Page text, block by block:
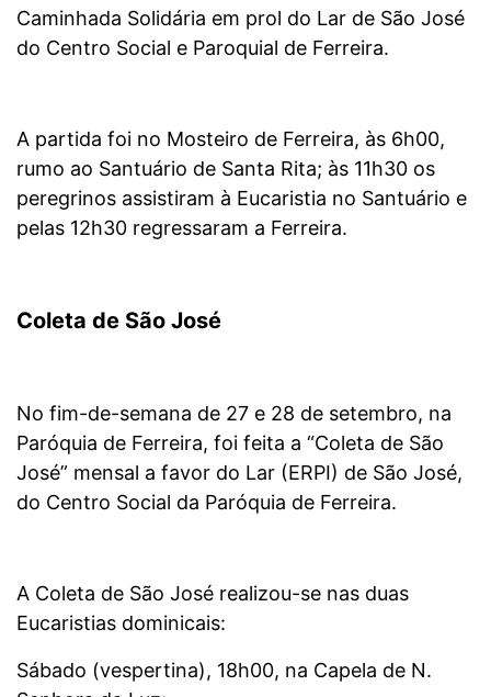
Caminhada Solidária em prol do Lar de São José
do Centro Social e Paroquial de Ferreira.
A partida foi no Mosteiro de Ferreira, às 6h00,
rumo ao Santuário de Santa Rita; às 11h30 os
peregrinos assistiram à Eucaristia no Santuário e
pelas 12h30 regressaram a Ferreira.
Coleta de São José
No fim-de-semana de 27 e 28 de setembro, na
Paróquia de Ferreira, foi feita a “Coleta de São
José” mensal a favor do Lar (ERPI) de São José,
do Centro Social da Paróquia de Ferreira.
A Coleta de São José realizou-se nas duas
Eucaristias dominicais:
Sábado (vespertina), 18h00, na Capela de N.